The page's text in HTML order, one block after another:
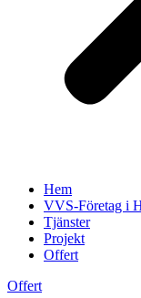
Hem
VVS-Företag i
Tjänster
Projekt
Offert
Offert